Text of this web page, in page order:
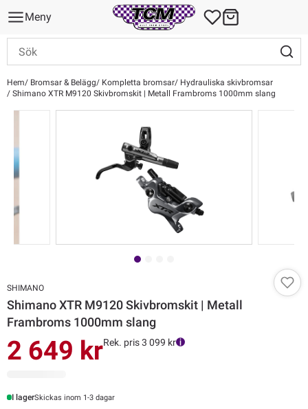
Meny
Hem Bromsar & Belägg Kompletta bromsar
Hydrauliska skivbromsar
Shimano XTR M9120 Skivbromskit | Metall Frambroms 1000mm slang
SHIMANO
Shimano XTR M9120 Skivbromskit | Metall
Frambroms 1000mm slang
2 649 krRek. pris 3 099 kr
I lagerSkickas inom 1-3 dagar